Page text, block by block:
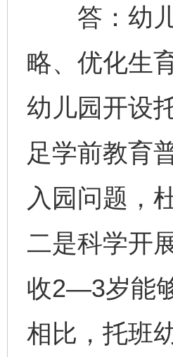
答：幼儿
略、优化生
幼儿园开设
足学前教育
入园问题，
二是科学开
收2—3岁能
相比，托班